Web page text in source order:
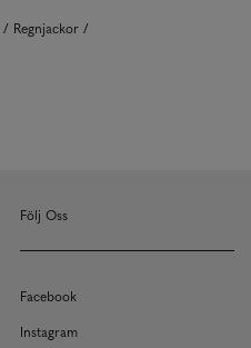
Regnjackor
Följ Oss
Facebook
Instagram